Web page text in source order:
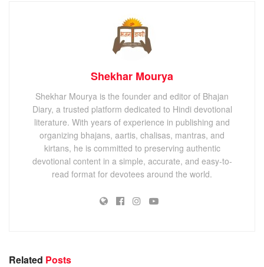
Shekhar Mourya
Shekhar Mourya is the founder and editor of Bhajan
Diary, a trusted platform dedicated to Hindi devotional
literature. With years of experience in publishing and
organizing bhajans, aartis, chalisas, mantras, and
kirtans, he is committed to preserving authentic
devotional content in a simple, accurate, and easy-to-
read format for devotees around the world.
Related Posts